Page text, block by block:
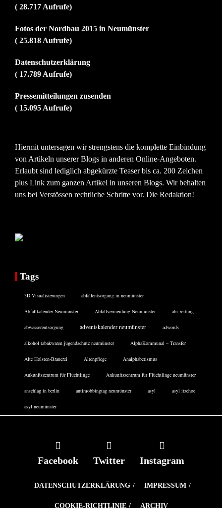
( 28.717 Aufrufe)
Fotos der Nordbau 2015 in Neumünster
( 25.818 Aufrufe)
Datenschutzerklärung
( 17.789 Aufrufe)
Pressemitteilungen zusenden
( 15.095 Aufrufe)
Hiermit untersagen wir strengstens die komplette Einbindung
von Artikeln unserer Blogs in anderen Online-Angeboten.
Erlaubt sind lediglich abgekürzte Teaser bis ca. 200 Zeichen
plus Link zum ganzen Artikel in unseren Blogs. Wir behalten
uns bei Verstössen rechtliche Schritte vor. Die Redaktion!
Tags
3D Visualisierungen abfallentsorgung in neumünster
Abfallkalender Neumünster Abfallvermeidung Neumünster abi zeitung
abwasserentsorgung adventskalender neumünster adwords
alkohol tabakwaren jugendschutz neumünster AlphaKommunal – Transfer
Alte Holsten-Brauerei Altenpflege Analphabetismus
Ankunftszentrum für Flüchtlinge Ankunftszentrum für Flüchtlinge neumünster
anschlag in berlin antimobbingtag neumünster asyl asyl itzehoe
asyl neumünster
Facebook Twitter Instagram
DATENSCHUTZERKLÄRUNG IMPRESSUM
COOKIE-RICHTLINIE ARCHIV